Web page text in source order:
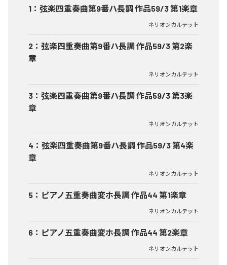
1 ： 弦楽四重奏曲第9番ハ長調 作品59/3 第1楽章
ネリオンカルテット
2 ： 弦楽四重奏曲第9番ハ長調 作品59/3 第2楽
章
ネリオンカルテット
3 ： 弦楽四重奏曲第9番ハ長調 作品59/3 第3楽
章
ネリオンカルテット
4 ： 弦楽四重奏曲第9番ハ長調 作品59/3 第4楽
章
ネリオンカルテット
5 ： ピアノ五重奏曲変ホ長調 作品44 第1楽章
ネリオンカルテット
6 ： ピアノ五重奏曲変ホ長調 作品44 第2楽章
ネリオンカルテット